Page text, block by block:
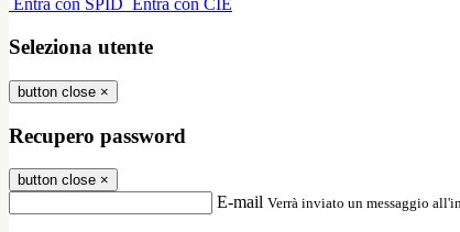
Entra con SPID Entra con CIE
Seleziona utente
button close ×
Recupero password
button close ×
E-mail Verrà inviato un messaggio